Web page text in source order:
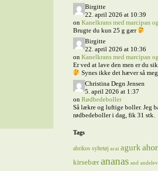
Birgitte
22. april 2026 at 10:39
on Kanelkrans med marcipan
Brugte du kun 25 g gær
Birgitte
22. april 2026 at 10:36
on Kanelkrans med marcipan
Er ved at lave den men er du
Synes ikke det hæver så
Christina Degn Jensen
5. april 2026 at 1:37
on Rødbedeboller
Så lækre og luftige boller. Jeg
rødbedeboller i dag, fik 31 stk.
Tags
abrikos syltetøj acai agurk
kirsebær ananas and